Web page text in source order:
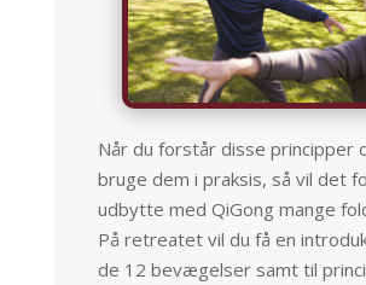
Når du forstår disse principper
bruge dem i praksis, så vil det
udbytte med QiGong mange
På retreatet vil du få en
de 12 bevægelser samt til